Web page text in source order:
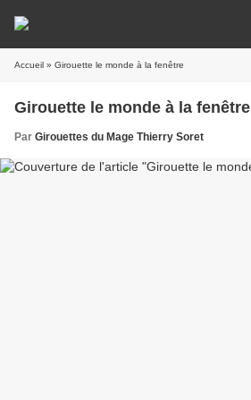
Accueil » Girouette le monde à la fenêtre
Girouette le monde à la fenêtre
Par Girouettes du Mage Thierry Soret